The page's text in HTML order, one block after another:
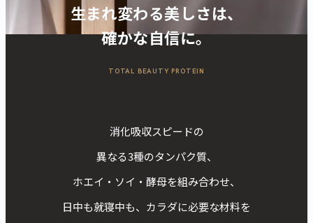
生まれ変わる美しさは、
確かな自信に。
TOTAL BEAUTY PROTEIN
消化吸収スピードの
異なる3種のタンパク質、
ホエイ・ソイ・酵母を組み合わせ、
日中も就寝中も、カラダに必要な材料を